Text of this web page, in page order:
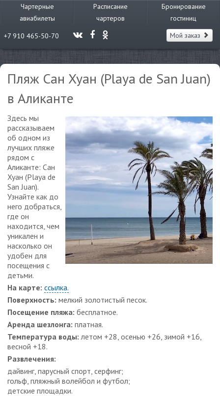
Чартерные
авиабилеты
Расписание
чартеров
Бронирование
гостиниц
+7 910 465-50-70
Мой заказ
Пляж Сан Хуан (Playa de San Juan)
в Аликанте
Здесь мы
рассказываем
об одном из
лучших пляже
рядом с
Аликанте: Сан
Хуан (Playa de
San Juan).
Узнайте как до
него добраться,
где он
находится, чем
уникален и
насколько он
удобен для
посещения с
детьми.
На карте: ссылка.
Поверхность: мелкий золотистый песок.
Посещение пляжа: бесплатное.
Аренда шезлонга: платная.
Температура воды: летом +28, осенью +26, зимой +16,
весной +18.
Развлечения:
дайвинг, парусный спорт, серфинг;
гольф, пляжный волейбол и футбол;
детские площадки.